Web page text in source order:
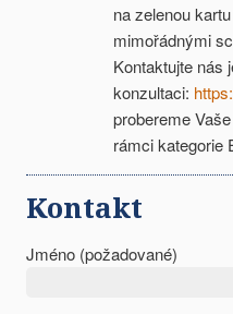
na zelenou
mimořádnými
Kontaktujte nás
konzultaci:
probereme
rámci kategorie
Kontakt
Jméno (požadované)